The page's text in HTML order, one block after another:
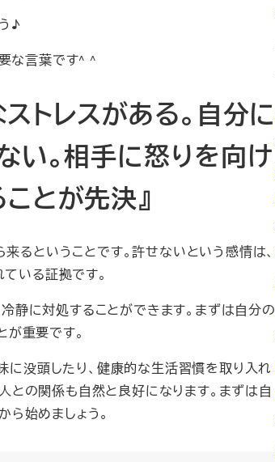
♪
な言葉です^ ^
トレスがある。自分に
。相手に怒りを向け
とが先決』
るということです。許せないという感情は、
いる証拠です。
静に対処することができます。まずは自分の
重要です。
に没頭したり、健康的な生活習慣を取り入れ
との関係も自然と良好になります。まずは自
始めましょう。